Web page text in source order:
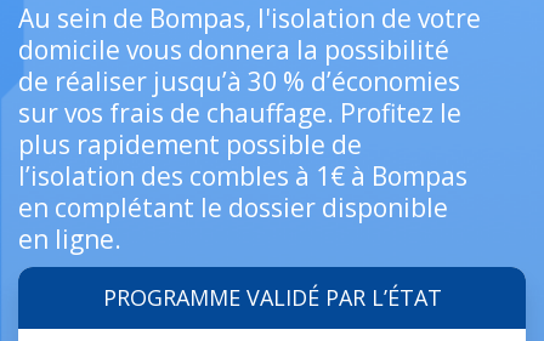
Au sein de Bompas, l'isolation de votre
domicile vous donnera la possibilité
de réaliser jusqu’à 30 % d’économies
sur vos frais de chauffage. Profitez le
plus rapidement possible de
l’isolation des combles à 1€ à Bompas
en complétant le dossier disponible
en ligne.
PROGRAMME VALIDÉ PAR L’ÉTAT